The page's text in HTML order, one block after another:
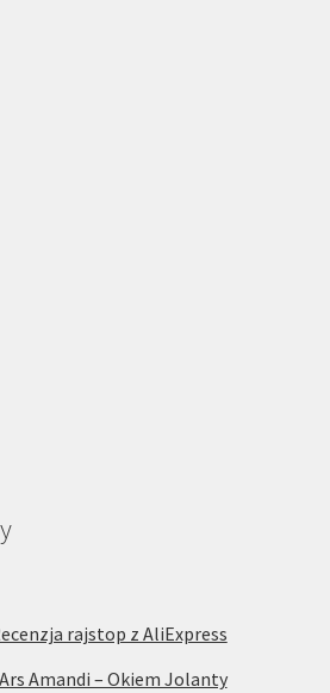
rajstop z AliExpress
Amandi – Okiem Jolanty